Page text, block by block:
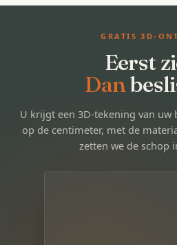
GRATIS 3D-
Eerst
Dan
U krijgt een 3D-tekening van
op de centimeter, met de
zetten we de schop